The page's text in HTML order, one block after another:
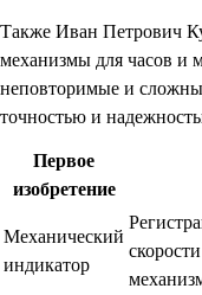
Также Иван Петрович
механизмы для часов и
неповторимые и
точностью и
Первое
изобретение
Механический
индикатор